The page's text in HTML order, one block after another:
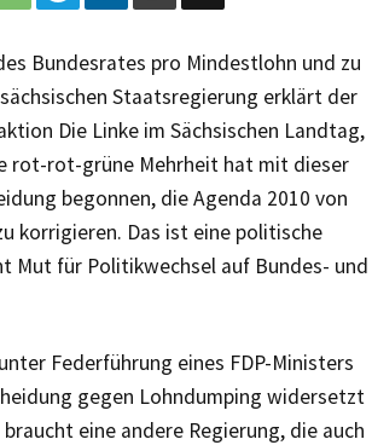
Bundesrates pro Mindestlohn und zu
Staatsregierung erklärt der
Die Linke im Sächsischen Landtag,
rot-rot-grüne Mehrheit hat mit dieser
begonnen, die Agenda 2010 von
korrigieren. Das ist eine politische
Mut für Politikwechsel auf Bundes- und
Federführung eines FDP-Ministers
gegen Lohndumping widersetzt
eine andere Regierung, die auch